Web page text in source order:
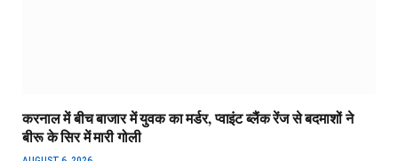
करनाल में बीच बाजार में युवक का मर्डर, प्वाइंट ब्लैंक रेंज से बदमाशों ने
बीरू के सिर में मारी गोली